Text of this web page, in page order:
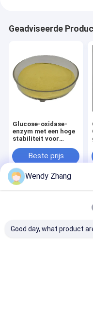
Geadviseerde
Glucose-oxidase-
enzym met een hoge
stabiliteit voor
darmmicrobiota en
oxidatieve controle
Beste prijs
Thuis
Ongeveer
Habio
Wendy Zhang
Good day, what product